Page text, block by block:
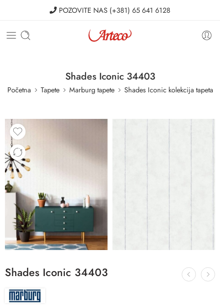
POZOVITE NAS (+381) 65 641 6128
Shades Iconic 34403
Početna Tapete Marburg tapete Shades Iconic kolekcija tapeta
Shades Iconic 34403